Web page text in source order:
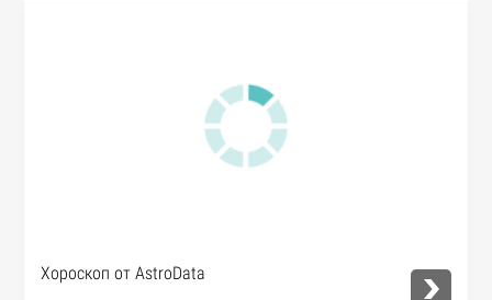
Хороскоп от AstroData